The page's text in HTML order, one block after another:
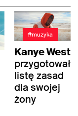
#muzyka
Kanye West
przygotował
listę zasad
dla swojej
żony